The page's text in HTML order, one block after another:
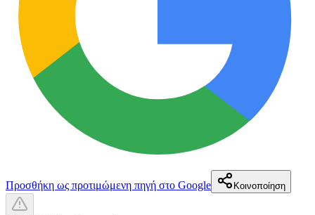
Προσθήκη ως προτιμώμενη πηγή στο Google Κοινοποίηση